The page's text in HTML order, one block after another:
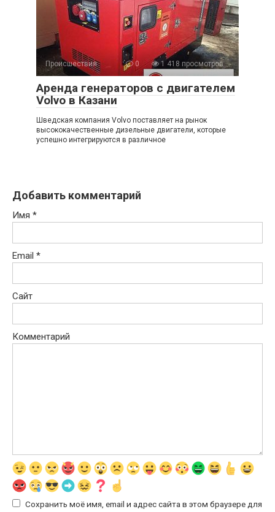
Происшествия 0 1 418 просмотров
Аренда генераторов с двигателем
Volvo в Казани
Шведская компания Volvo поставляет на рынок
высококачественные дизельные двигатели, которые
успешно интегрируются в различное
Добавить комментарий
Имя *
Email *
Сайт
Комментарий
Сохранить моё имя, email и адрес сайта в этом браузере для